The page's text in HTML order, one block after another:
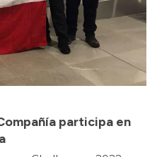
participa en